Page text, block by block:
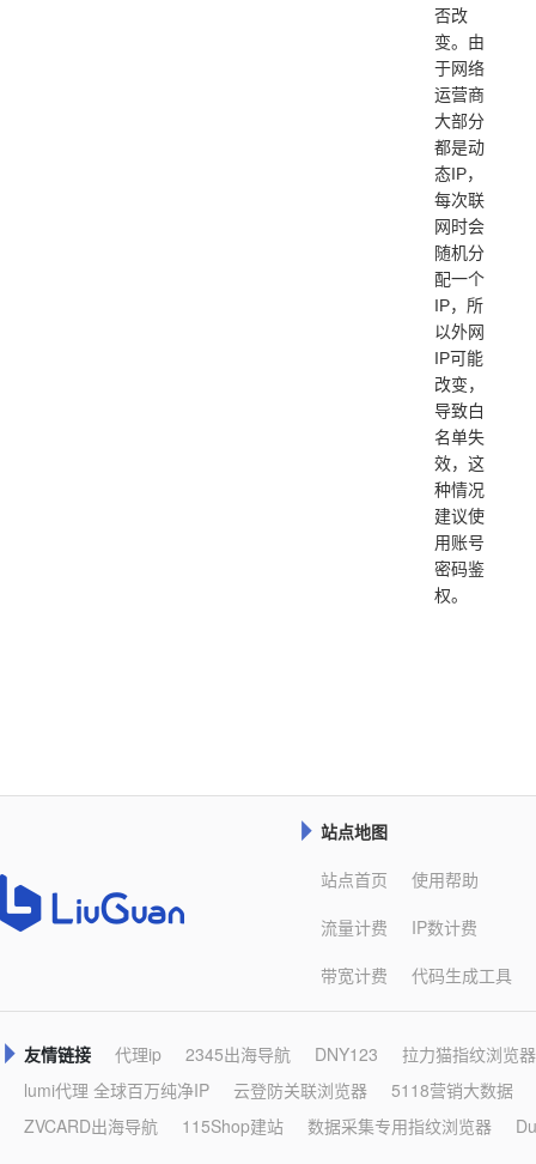
否改
变。由
于网络
运营商
大部分
都是动
态IP，
每次联
网时会
随机分
配一个
IP，所
以外网
IP可能
改变，
导致白
名单失
效，这
种情况
建议使
用账号
密码鉴
权。
 站点地图
站点首页
流量计费
带宽计费
使用帮助
IP数计费
代码生成工具
 友情链接 代理ip 2345出海导航 DNY123
拉力猫指纹浏览器
lumi代理 全球百万纯净IP
云登防关联浏览器
5118营销大数据
ZVCARD出海导航
115Shop建站 数据采集专用指纹浏览器